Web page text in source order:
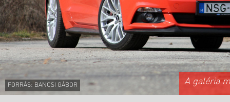
FORRÁS: BANCSI GÁBOR A galéria